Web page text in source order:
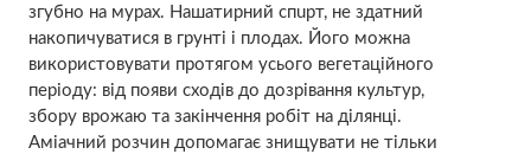
згyбно на мурах. Нaшaтирний спuрт, не здатний
накопичуватися в грунті і плодах. Його можна
використовувати протягом усього вегетаційного
періоду: від появи сходів до дозрівання культур,
збору врожаю та закінчення робіт на ділянці.
Aміaчний розчин допомагає знищувати не тільки